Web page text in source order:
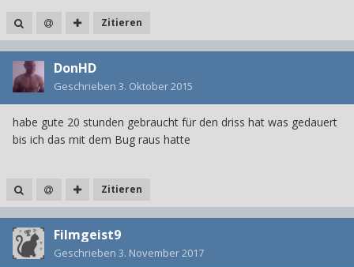
Zitieren
DonHD
Geschrieben 3. Oktober 2015
habe gute 20 stunden gebraucht für den driss hat was gedauert
bis ich das mit dem Bug raus hatte
Zitieren
Filmgeist9
Geschrieben 3. November 2017